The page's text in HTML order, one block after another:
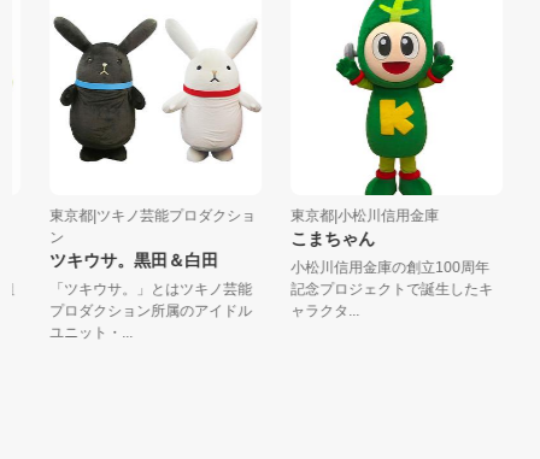
東京都|ツキノ芸能プロダクショ
ン
ツキウサ。黒田＆白田
「ツキウサ。」とはツキノ芸能
プロダクション所属のアイドル
ユニット・...
東京都|小松川信用金庫
こまちゃん
小松川信用金庫の創立100周年
記念プロジェクトで誕生したキ
ャラクタ...